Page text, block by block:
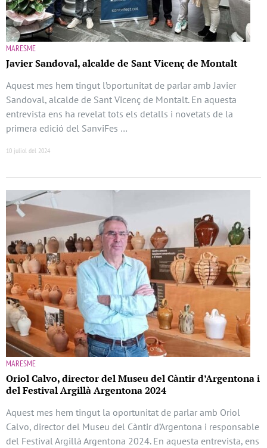
MARESME
Javier Sandoval, alcalde de Sant Vicenç de Montalt
Aquest mes hem tingut l’oportunitat de parlar amb Javier
Sandoval, alcalde de Sant Vicenç de Montalt. En aquesta
entrevista ens ha revelat tots els detalls i novetats de la
primera edició del SanviFes …
10 juliol del 2024
MARESME
Oriol Calvo, director del Museu del Càntir d’Argentona i
del Festival Argillà Argentona 2024
Aquest mes hem tingut la oportunitat de parlar amb Oriol
Calvo, director del Museu del Càntir d’Argentona i responsable
del Festival Argillà Argentona 2024. En aquesta entrevista, ens